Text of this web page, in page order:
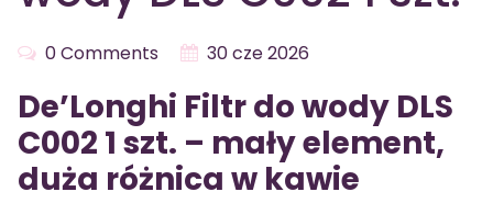
0 Comments 30 cze 2026
De’Longhi Filtr do wody DLS
C002 1 szt. – mały element,
duża różnica w kawie